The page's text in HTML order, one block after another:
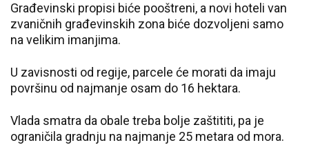
Građevinski propisi biće pooštreni, a novi hoteli van
zvaničnih građevinskih zona biće dozvoljeni samo
na velikim imanjima.
U zavisnosti od regije, parcele će morati da imaju
površinu od najmanje osam do 16 hektara.
Vlada smatra da obale treba bolje zaštititi, pa je
ograničila gradnju na najmanje 25 metara od mora.